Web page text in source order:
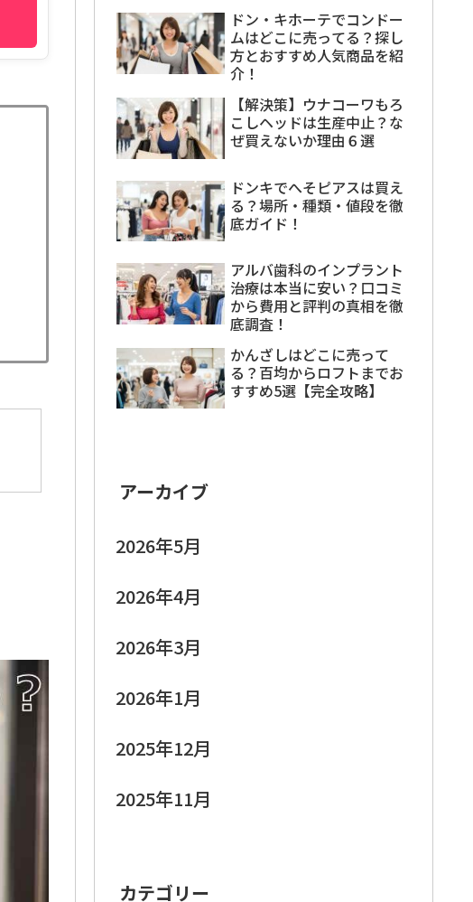
ドン・キホーテでコンドー
ムはどこに売ってる？探し
方とおすすめ人気商品を紹
介！
【解決策】ウナコーワもろ
こしヘッドは生産中止？な
ぜ買えないか理由６選
ドンキでへそピアスは買え
る？場所・種類・値段を徹
底ガイド！
アルバ歯科のインプラント
治療は本当に安い？口コミ
から費用と評判の真相を徹
底調査！
かんざしはどこに売って
る？百均からロフトまでお
すすめ5選【完全攻略】
アーカイブ
2026年5月
2026年4月
2026年3月
2026年1月
2025年12月
2025年11月
カテゴリー